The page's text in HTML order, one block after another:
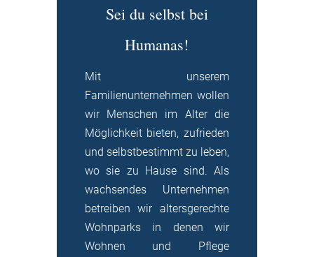
Sei du selbst bei
Humanas!
Mit unserem
Familienunternehmen wollen
wir Menschen im Alter die
Möglichkeit bieten, zufrieden
und selbstbestimmt zu leben,
wo sie zu Hause sind. Als
wachsendes Unternehmen
betreiben wir altersgerechte
Wohnparks in denen wir
Wohnen und Pflege